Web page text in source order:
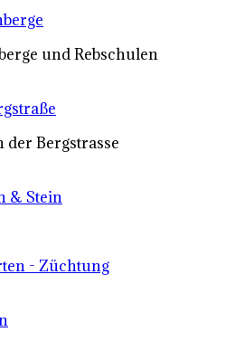
und Rebschulen
Bergstrasse
& Stein
- Züchtung